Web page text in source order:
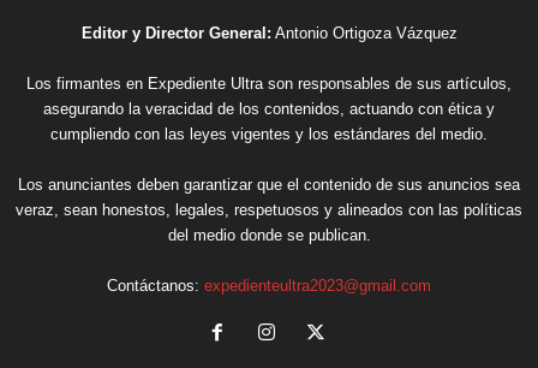
Editor y Director General: Antonio Ortigoza Vázquez
Los firmantes en Expediente Ultra son responsables de sus artículos,
asegurando la veracidad de los contenidos, actuando con ética y
cumpliendo con las leyes vigentes y los estándares del medio.
Los anunciantes deben garantizar que el contenido de sus anuncios sea
veraz, sean honestos, legales, respetuosos y alineados con las políticas
del medio donde se publican.
Contáctanos: expedienteultra2023@gmail.com